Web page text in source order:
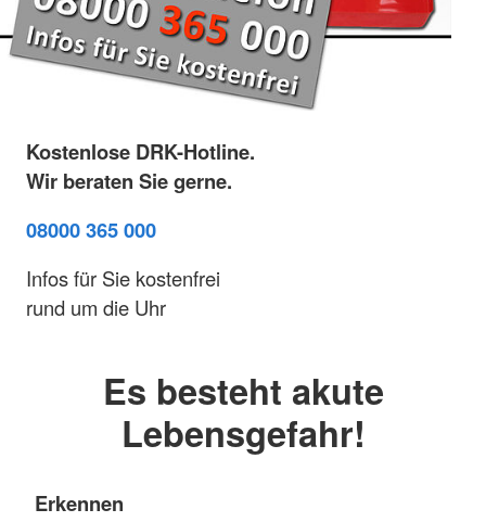
Kostenlose DRK-Hotline.
Wir beraten Sie gerne.
08000 365 000
Infos für Sie kostenfrei
rund um die Uhr
Es besteht akute
Lebensgefahr!
Erkennen